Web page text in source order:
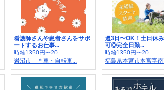
看護師さんや患者さんをサポ
ートするお仕事...
時給1350円〜20...
岩沼市 ＊車・自転車...
週3日〜OK！土日休
可◎完全日勤...
時給1350円〜20...
福島県本宮市本宮字